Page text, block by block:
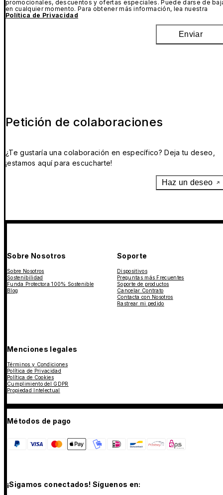
promocionales, descuentos y ofertas especiales. Puede darse de
en cualquier momento. Para obtener más información, lea nuestra
Política de Privacidad
Enviar
Petición de colaboraciones
¿Te gustaría una colaboración en específico? Deja tu deseo,
¡estamos aquí para escucharte!
Haz un deseo
Sobre Nosotros
Sobre Nosotros
Sostenibilidad
Funda Protectora 100% Sostenible
Blog
Soporte
Dispositivos
Preguntas más Frecuentes
Soporte de productos
Cancelar Contrato
Contacta con Nosotros
Rastrear mi pedido
Menciones legales
Términos y Condiciones
Política de Privacidad
Política de Cookies
Cumplimiento del GDPR
Propiedad Intelectual
Métodos de pago
¡Sigamos conectados! Síguenos en: